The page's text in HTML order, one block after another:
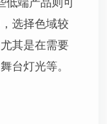
选择色域较
其是在需要
台灯光等。